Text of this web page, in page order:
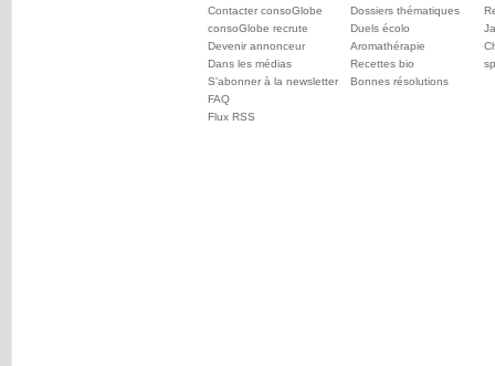
Contacter consoGlobe
consoGlobe recrute
Devenir annonceur
Dans les médias
S'abonner à la newsletter
FAQ
Flux RSS
Dossiers thématiques
Duels écolo
Aromathérapie
Recettes bio
Bonnes résolutions